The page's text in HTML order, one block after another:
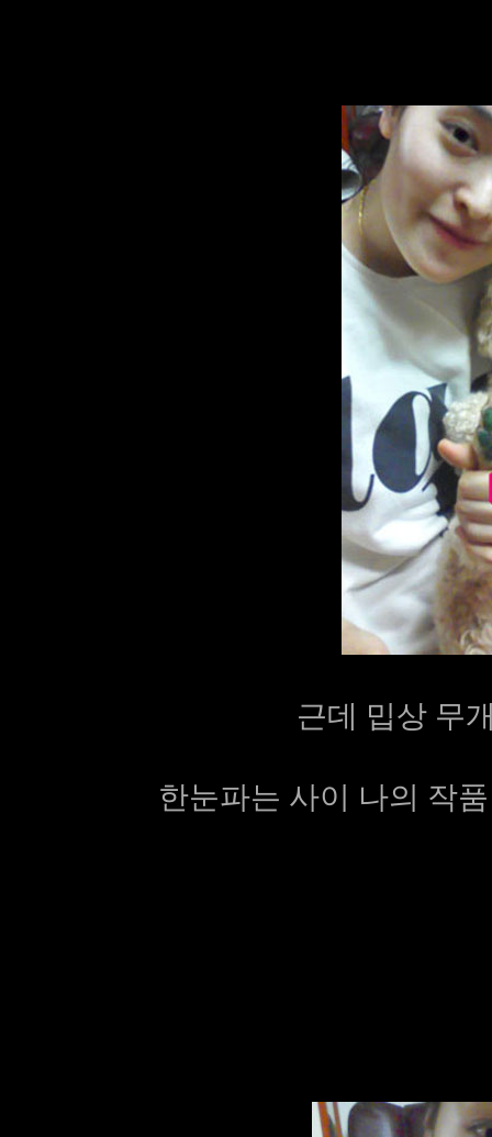
근데 밉상 무
한눈파는 사이 나의 작